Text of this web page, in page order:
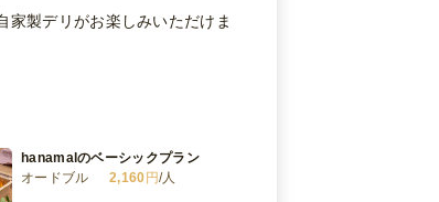
家製デリがお楽しみいただけま
hanamalのベーシックプラン
オードブル
2,160 円/人